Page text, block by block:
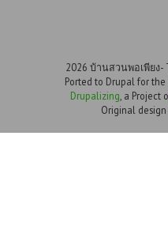
2026 บ้านสวนพอเพียง-
Ported to Drupal for
Drupalizing , a Project
Original